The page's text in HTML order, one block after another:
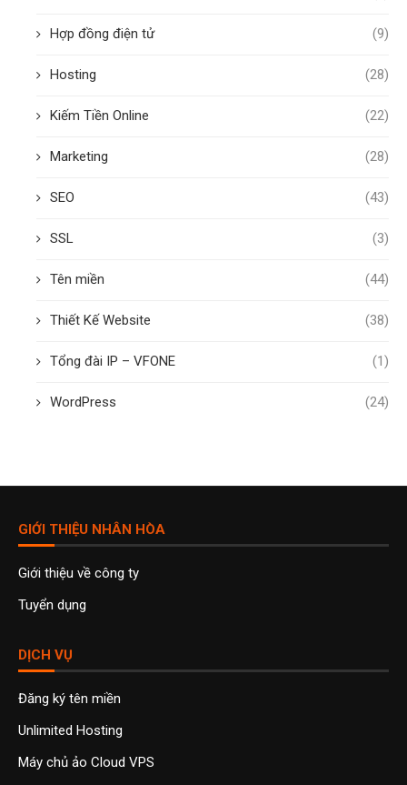
Hợp đồng điện tử (9)
Hosting (28)
Kiếm Tiền Online (22)
Marketing (28)
SEO (43)
SSL (3)
Tên miền (44)
Thiết Kế Website (38)
Tổng đài IP – VFONE (1)
WordPress (24)
GIỚI THIỆU NHÂN HÒA
Giới thiệu về công ty
Tuyển dụng
DỊCH VỤ
Đăng ký tên miền
Unlimited Hosting
Máy chủ ảo Cloud VPS